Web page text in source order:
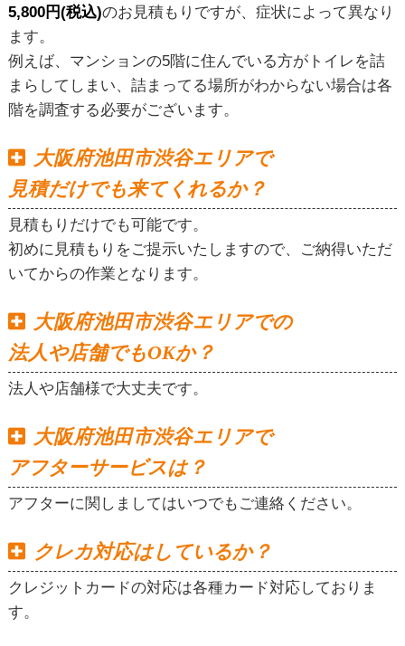
5,800円(税込)のお見積もりですが、症状によって異なり
ます。
例えば、マンションの5階に住んでいる方がトイレを詰
まらしてしまい、詰まってる場所がわからない場合は各
階を調査する必要がございます。
大阪府池田市渋谷エリアで
見積だけでも来てくれるか？
見積もりだけでも可能です。
初めに見積もりをご提示いたしますので、ご納得いただ
いてからの作業となります。
大阪府池田市渋谷エリアでの
法人や店舗でもOKか？
法人や店舗様で大丈夫です。
大阪府池田市渋谷エリアで
アフターサービスは？
アフターに関しましてはいつでもご連絡ください。
クレカ対応はしているか？
クレジットカードの対応は各種カード対応しておりま
す。